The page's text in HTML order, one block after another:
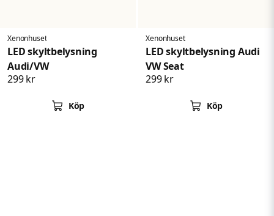
Xenonhuset
LED skyltbelysning
Audi/VW
299 kr
Köp
Xenonhuset
LED skyltbelysning Audi
VW Seat
299 kr
Köp